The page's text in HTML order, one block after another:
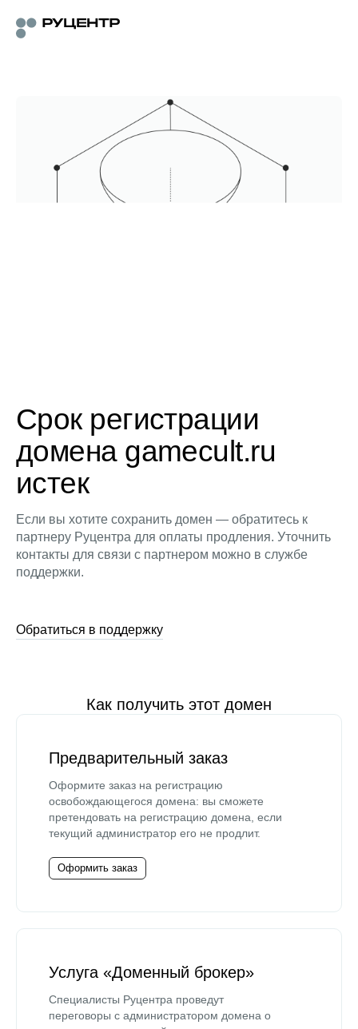
Срок регистрации
домена gamecult.ru
истек
Если вы хотите сохранить домен — обратитесь к
партнеру Руцентра для оплаты продления. Уточнить
контакты для связи с партнером можно в службе
поддержки.
Обратиться в поддержку
Как получить этот домен
Предварительный заказ
Оформите заказ на регистрацию
освобождающегося домена: вы сможете
претендовать на регистрацию домена, если
текущий администратор его не продлит.
Оформить заказ
Услуга «Доменный брокер»
Специалисты Руцентра проведут
переговоры с администратором домена о